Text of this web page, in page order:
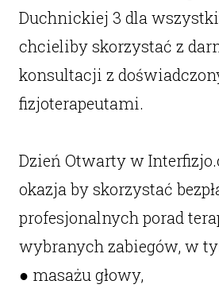
Duchnickiej 3 dla
chcieliby skorzystać z
konsultacji z
fizjoterapeutami.
Dzień Otwarty w
okazja by skorzystać
profesjonalnych porad
wybranych zabiegów, w
● masażu głowy,